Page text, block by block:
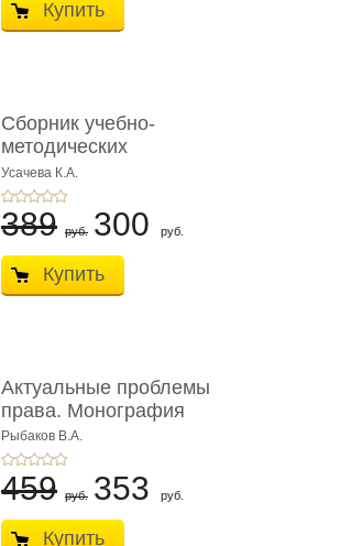
Купить
Сборник учебно-
методических
материалов по кур ...
Усачева К.А.
389 руб. 300 руб.
Купить
Актуальные проблемы
права. Монография
Рыбаков В.А.
459 руб. 353 руб.
Купить